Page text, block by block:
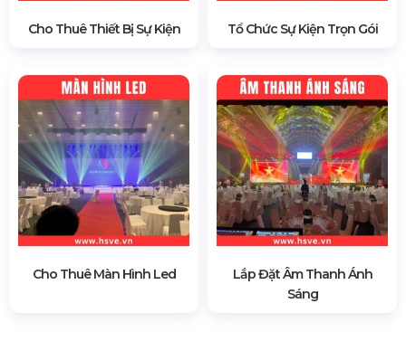
Cho Thuê Thiết Bị Sự Kiện Tổ Chức Sự Kiện Trọn Gói
Cho Thuê Màn Hình Led
Lắp Đặt Âm Thanh Ánh
Sáng